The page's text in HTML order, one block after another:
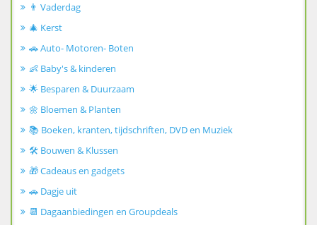
👨 Vaderdag
🎄 Kerst
🚗 Auto- Motoren- Boten
👶 Baby's & kinderen
🌟 Besparen & Duurzaam
🌼 Bloemen & Planten
📚 Boeken, kranten, tijdschriften, DVD en Muziek
🛠️ Bouwen & Klussen
🎁 Cadeaus en gadgets
🚗 Dagje uit
📆 Dagaanbiedingen en Groupdeals